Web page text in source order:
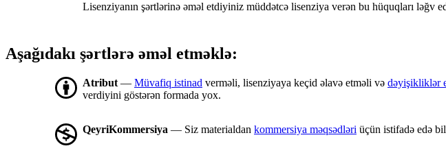
Lisenziyanın şərtlərinə əməl etdiyiniz müddətcə lisenziya verən bu hüquqları ləğv
Aşağıdakı şərtlərə əməl etməklə:
Atribut — Müvafiq istinad verməli, lisenziyaya keçid əlavə etməli və dəyişikliklər
verdiyini göstərən formada yox.
QeyriKommersiya — Siz materialdan kommersiya məqsədləri üçün istifadə edə